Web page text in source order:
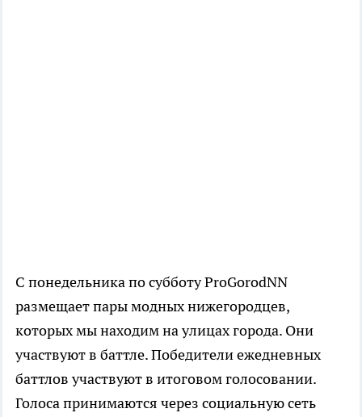
С понедельника по субботу ProGorodNN
размещает пары модных нижегородцев,
которых мы находим на улицах города. Они
участвуют в баттле. Победители ежедневных
баттлов участвуют в итоговом голосовании.
Голоса принимаются через социальную сеть